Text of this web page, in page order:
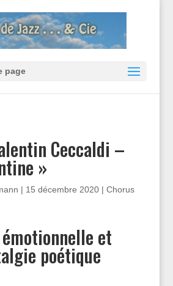
page
Ceccaldi –
»
| 15 décembre 2020| Chorus
et
poétique